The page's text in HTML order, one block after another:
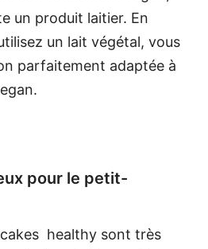
un produit laitier. En
un lait végétal, vous
parfaitement adaptée à
pour le petit-
healthy sont très